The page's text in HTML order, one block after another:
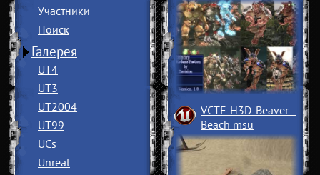
Участники
Поиск
Галерея
UT4
UT3
UT2004
UT99
UCs
Unreal
VCTF-H3D-Beaver ­
Beach msu